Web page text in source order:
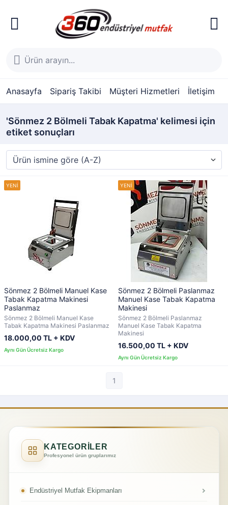
Anasayfa Sipariş Takibi Müşteri Hizmetleri İletişim
'Sönmez 2 Bölmeli Tabak Kapatma' kelimesi için
etiket sonuçları
Sönmez 2 Bölmeli Manuel Kase
Tabak Kapatma Makinesi
Paslanmaz
Sönmez 2 Bölmeli Manuel Kase
Tabak Kapatma Makinesi Paslanmaz
18.000,00 TL + KDV
Sönmez 2 Bölmeli Paslanmaz
Manuel Kase Tabak Kapatma
Makinesi
Sönmez 2 Bölmeli Paslanmaz
Manuel Kase Tabak Kapatma
Makinesi
16.500,00 TL + KDV
1
KATEGORİLER
Profesyonel ürün gruplarımız
Endüstriyel Mutfak Ekipmanları